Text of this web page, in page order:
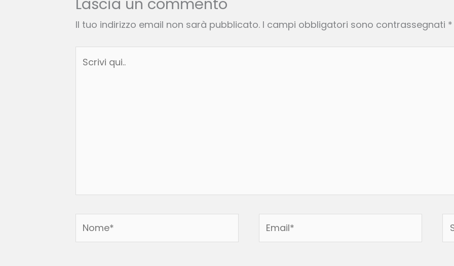
Il tuo indirizzo email non sarà pubblicato. I campi obbligatori sono contrassegnati *
Nome* Email*